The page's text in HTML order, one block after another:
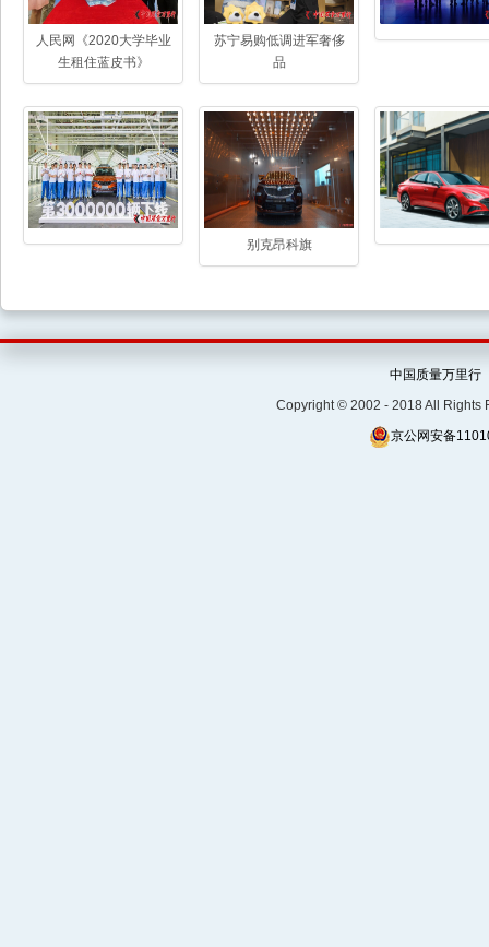
人民网《2020大学毕业
生租住蓝皮书》
苏宁易购低调进军奢侈
品
别克昂科旗
中国质量万里行
Copyright © 2002 - 2018 All Rights
京公网安备